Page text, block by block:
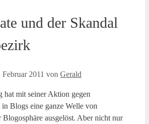
und der Skandal
Februar 2011 von Gerald
hat mit seiner Aktion gegen
Blogs eine ganze Welle von
Blogosphäre ausgelöst. Aber nicht nur